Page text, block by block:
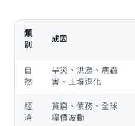
類
別
成因
自
然
旱災、洪澇、病蟲
害、土壤退化
經
濟
貧窮、債務、全球
糧價波動